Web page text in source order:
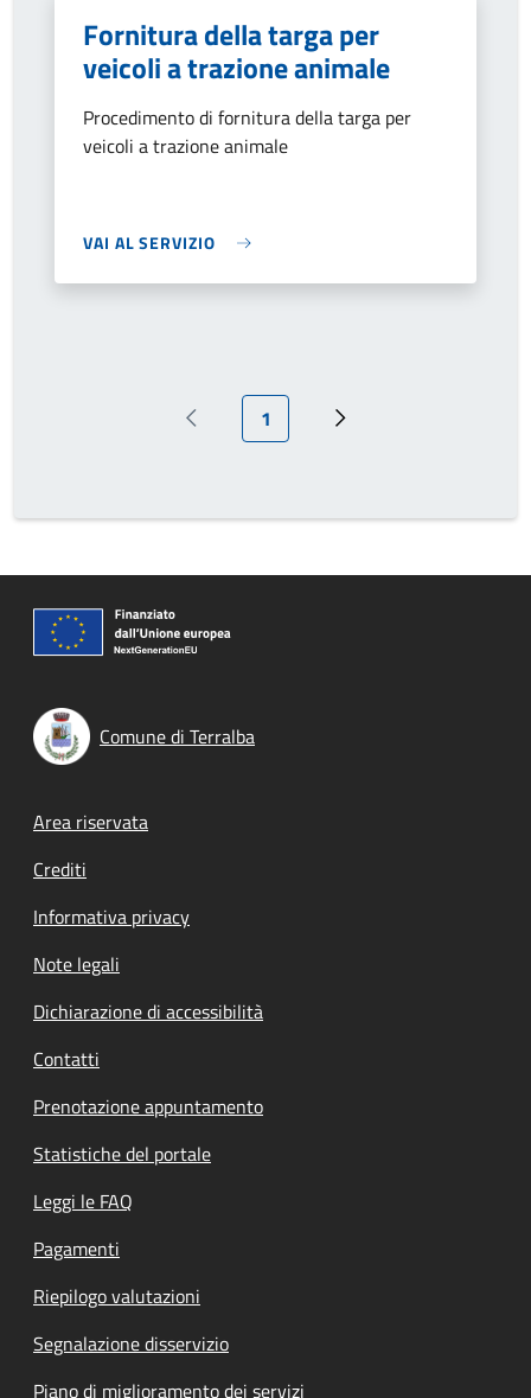
Fornitura della targa per
veicoli a trazione animale
Procedimento di fornitura della targa per
veicoli a trazione animale
VAI AL SERVIZIO
Pagina precedente
Pagina attuale
1 Prossima pagina
Comune di Terralba
Footer menu
Area riservata
Crediti
Informativa privacy
Note legali
Dichiarazione di accessibilità
Contatti
Prenotazione appuntamento
Statistiche del portale
Leggi le FAQ
Pagamenti
Riepilogo valutazioni
Segnalazione disservizio
Piano di miglioramento dei servizi